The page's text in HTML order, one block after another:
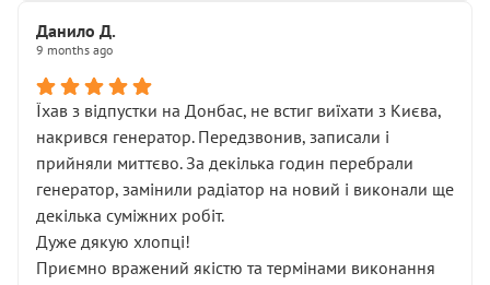
Данило Д.
9 months ago
Їхав з відпустки на Донбас, не встиг виїхати з Києва,
накрився генератор. Передзвонив, записали і
прийняли миттєво. За декілька годин перебрали
генератор, замінили радіатор на новий і виконали ще
декілька суміжних робіт.
Дуже дякую хлопці!
Приємно вражений якістю та термінами виконання